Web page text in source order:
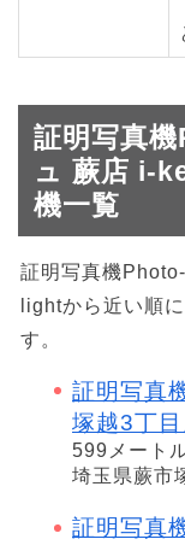
証明写真
ュ 蕨店 i-
機一覧
証明写真機
lightから近い順
す。
証明写真
塚越3丁
599メート
埼玉県蕨市
証明写真